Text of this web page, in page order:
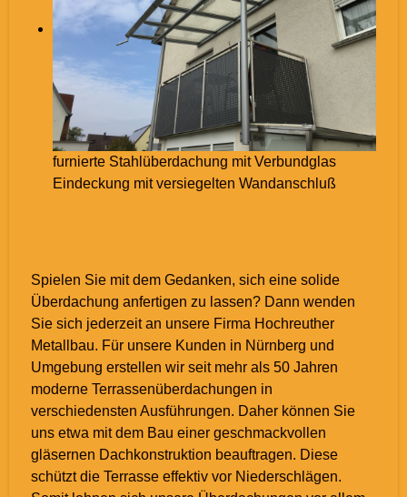
furnierte Stahlüberdachung mit Verbundglas
Eindeckung mit versiegelten Wandanschluß
Spielen Sie mit dem Gedanken, sich eine solide
Überdachung anfertigen zu lassen? Dann wenden
Sie sich jederzeit an unsere Firma Hochreuther
Metallbau. Für unsere Kunden in Nürnberg und
Umgebung erstellen wir seit mehr als 50 Jahren
moderne Terrassenüberdachungen in
verschiedensten Ausführungen. Daher können Sie
uns etwa mit dem Bau einer geschmackvollen
gläsernen Dachkonstruktion beauftragen. Diese
schützt die Terrasse effektiv vor Niederschlägen.